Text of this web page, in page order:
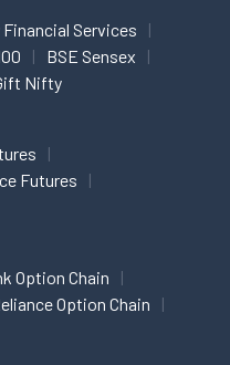
Services
BSE Sensex
Nifty
Futures
Option Chain
Option Chain